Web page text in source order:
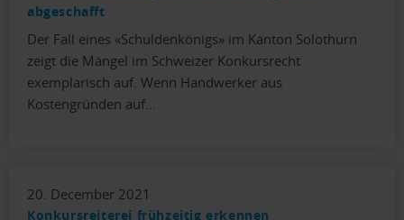
abgeschafft
Der Fall eines «Schuldenkönigs» im Kanton Solothurn
zeigt die Mängel im Schweizer Konkursrecht
exemplarisch auf. Wenn Handwerker aus
Kostengründen auf…
20. December 2021
Konkursreiterei frühzeitig erkennen